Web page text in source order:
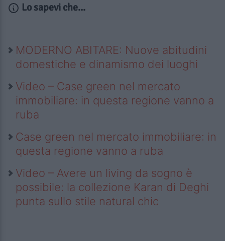
Lo sapevi che...
MODERNO ABITARE: Nuove abitudini
domestiche e dinamismo dei luoghi
Video – Case green nel mercato
immobiliare: in questa regione vanno a
ruba
Case green nel mercato immobiliare: in
questa regione vanno a ruba
Video – Avere un living da sogno è
possibile: la collezione Karan di Deghi
punta sullo stile natural chic